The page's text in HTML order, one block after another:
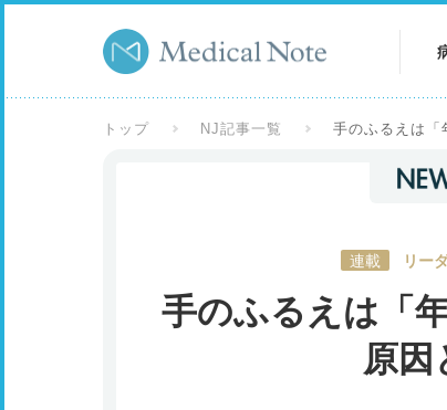
トップ NJ記事一覧 手のふるえは「
連載 リー
手のふるえは「
原因